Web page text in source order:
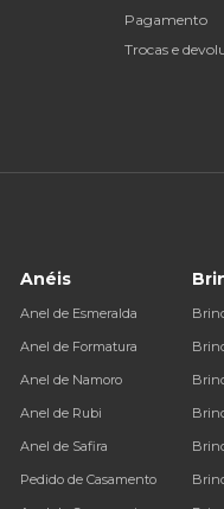
Pagamento
Trocas e
Anéis
Anel de Esmeralda
Anel de Formatura
Anel de Namoro
Anel de Rubi
Anel de Safira
Pedido de Casamento